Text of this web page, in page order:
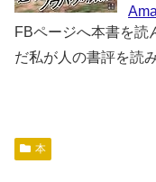
FBページへ本書を読
だ私が人の書評を読
本